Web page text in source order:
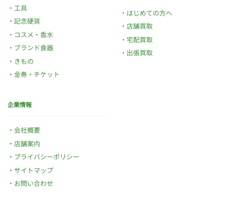
工具
記念硬貨
コスメ・香水
ブランド食器
きもの
金券・チケット
はじめての方へ
店舗買取
宅配買取
出張買取
企業情報
会社概要
店舗案内
プライバシーポリシー
サイトマップ
お問い合わせ